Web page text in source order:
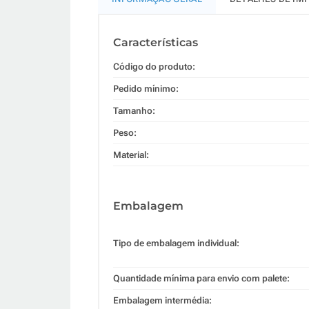
Características
Código do produto:
Pedido mínimo:
Tamanho:
Peso:
Material:
Embalagem
Tipo de embalagem individual:
Quantidade mínima para envio com palete:
Embalagem intermédia: